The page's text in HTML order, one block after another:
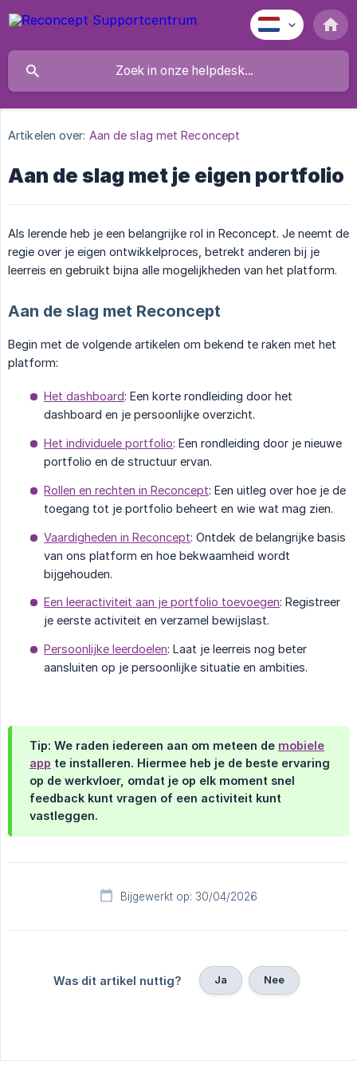
Artikelen over: Aan de slag met Reconcept
Aan de slag met je eigen portfolio
Als lerende heb je een belangrijke rol in Reconcept. Je neemt de
regie over je eigen ontwikkelproces, betrekt anderen bij je
leerreis en gebruikt bijna alle mogelijkheden van het platform.
Aan de slag met Reconcept
Begin met de volgende artikelen om bekend te raken met het
platform:
Het dashboard: Een korte rondleiding door het
dashboard en je persoonlijke overzicht.
Het individuele portfolio: Een rondleiding door je nieuwe
portfolio en de structuur ervan.
Rollen en rechten in Reconcept: Een uitleg over hoe je de
toegang tot je portfolio beheert en wie wat mag zien.
Vaardigheden in Reconcept: Ontdek de belangrijke basis
van ons platform en hoe bekwaamheid wordt
bijgehouden.
Een leeractiviteit aan je portfolio toevoegen: Registreer
je eerste activiteit en verzamel bewijslast.
Persoonlijke leerdoelen: Laat je leerreis nog beter
aansluiten op je persoonlijke situatie en ambities.
Tip: We raden iedereen aan om meteen de mobiele
app te installeren. Hiermee heb je de beste ervaring
op de werkvloer, omdat je op elk moment snel
feedback kunt vragen of een activiteit kunt
vastleggen.
Bijgewerkt op: 30/04/2026
Was dit artikel nuttig? Ja Nee